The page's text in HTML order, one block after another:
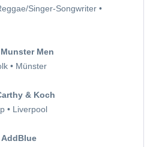
Singer-Songwriter •
Men
• Münster
& Koch
• Liverpool
AddBlue